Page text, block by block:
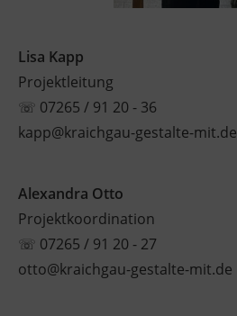
Lisa Kapp
Projektleitung
☏ 07265 / 91 20 - 36
kapp@kraichgau-gestalte-mit.de
Alexandra Otto
Projektkoordination
☏ 07265 / 91 20 - 27
otto@kraichgau-gestalte-mit.de